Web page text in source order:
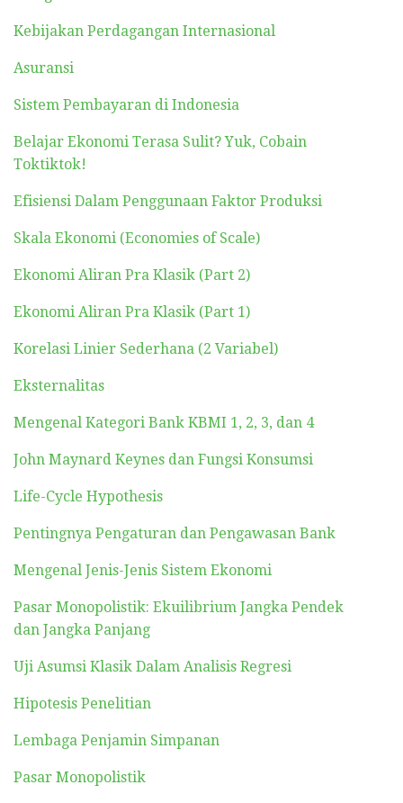
Kebijakan Perdagangan Internasional
Asuransi
Sistem Pembayaran di Indonesia
Belajar Ekonomi Terasa Sulit? Yuk, Cobain
Toktiktok!
Efisiensi Dalam Penggunaan Faktor Produksi
Skala Ekonomi (Economies of Scale)
Ekonomi Aliran Pra Klasik (Part 2)
Ekonomi Aliran Pra Klasik (Part 1)
Korelasi Linier Sederhana (2 Variabel)
Eksternalitas
Mengenal Kategori Bank KBMI 1, 2, 3, dan 4
John Maynard Keynes dan Fungsi Konsumsi
Life-Cycle Hypothesis
Pentingnya Pengaturan dan Pengawasan Bank
Mengenal Jenis-Jenis Sistem Ekonomi
Pasar Monopolistik: Ekuilibrium Jangka Pendek
dan Jangka Panjang
Uji Asumsi Klasik Dalam Analisis Regresi
Hipotesis Penelitian
Lembaga Penjamin Simpanan
Pasar Monopolistik